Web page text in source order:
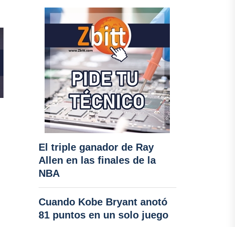
El triple ganador de Ray
Allen en las finales de la
NBA
Cuando Kobe Bryant anotó
81 puntos en un solo juego